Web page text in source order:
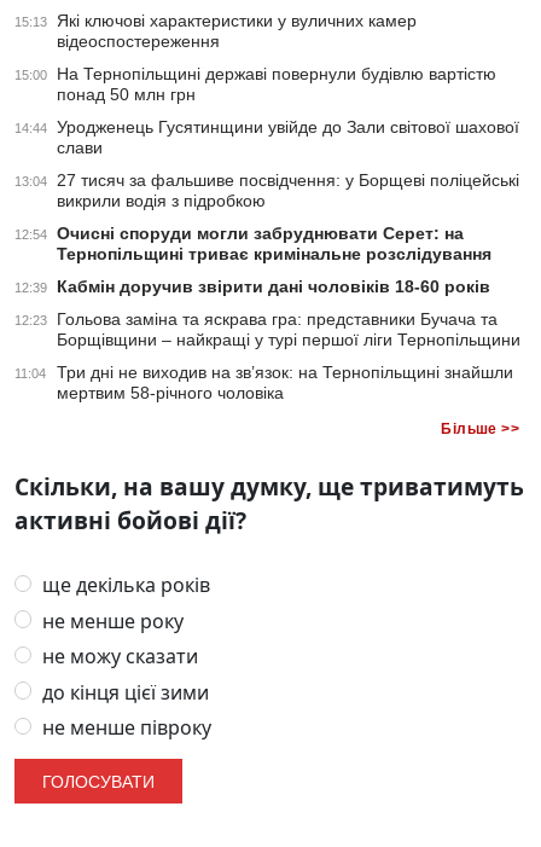
15:13
Які ключові характеристики у вуличних камер
відеоспостереження
15:00
На Тернопільщині державі повернули будівлю вартістю
понад 50 млн грн
14:44
Уродженець Гусятинщини увійде до Зали світової шахової
слави
13:04
27 тисяч за фальшиве посвідчення: у Борщеві поліцейські
викрили водія з підробкою
12:54
Очисні споруди могли забруднювати Серет: на
Тернопільщині триває кримінальне розслідування
12:39 Кабмін доручив звірити дані чоловіків 18-60 років
12:23
Гольова заміна та яскрава гра: представники Бучача та
Борщівщини – найкращі у турі першої ліги Тернопільщини
11:04
Три дні не виходив на зв’язок: на Тернопільщині знайшли
мертвим 58-річного чоловіка
Більше >>
Скільки, на вашу думку, ще триватимуть
активні бойові дії?
ще декілька років
не менше року
не можу сказати
до кінця цієї зими
не менше півроку